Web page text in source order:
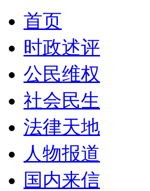
首页
时政述评
公民维权
社会民生
法律天地
人物报道
国内来信